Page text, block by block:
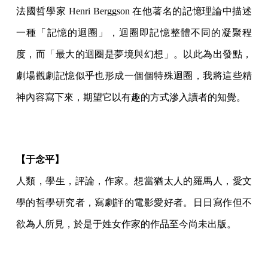
法國哲學家 Henri Berggson 在他著名的記憶理論中描述
一種「記憶的迴圈」，迴圈即記憶整體不同的凝聚程
度，而「最大的迴圈是夢境與幻想」。以此為出發點，
劇場觀劇記憶似乎也形成一個個特殊迴圈，我將這些精
神內容寫下來，期望它以有趣的方式滲入讀者的知覺。
【于念平】
人類，學生，評論，作家。想當猶太人的羅馬人，愛文
學的哲學研究者，寫劇評的電影愛好者。日日寫作但不
欲為人所見，於是于姓女作家的作品至今尚未出版。